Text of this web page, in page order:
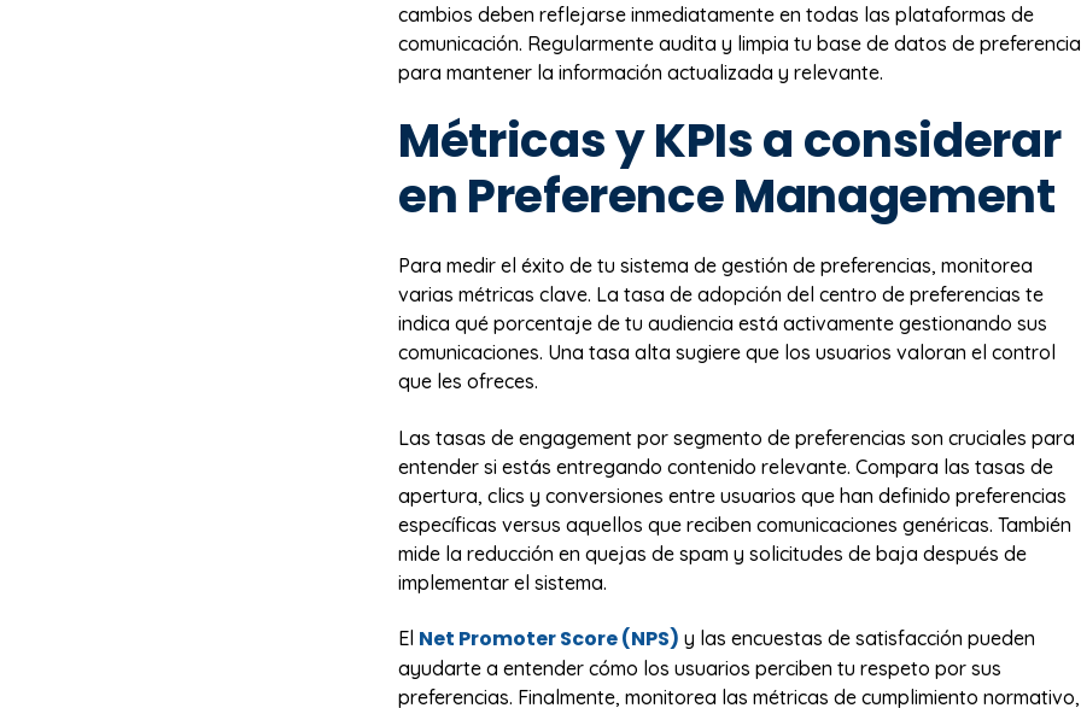
cambios deben reflejarse inmediatamente en todas las plataformas de
comunicación. Regularmente audita y limpia tu base de datos de
para mantener la información actualizada y relevante.
Métricas y KPIs a considerar
en Preference Management
Para medir el éxito de tu sistema de gestión de preferencias, monitorea
varias métricas clave. La tasa de adopción del centro de preferencias te
indica qué porcentaje de tu audiencia está activamente gestionando sus
comunicaciones. Una tasa alta sugiere que los usuarios valoran el control
que les ofreces.
Las tasas de engagement por segmento de preferencias son cruciales para
entender si estás entregando contenido relevante. Compara las tasas de
apertura, clics y conversiones entre usuarios que han definido preferencias
específicas versus aquellos que reciben comunicaciones genéricas. También
mide la reducción en quejas de spam y solicitudes de baja después de
implementar el sistema.
El Net Promoter Score (NPS) y las encuestas de satisfacción pueden
ayudarte a entender cómo los usuarios perciben tu respeto por sus
preferencias. Finalmente, monitorea las métricas de cumplimiento normativo,